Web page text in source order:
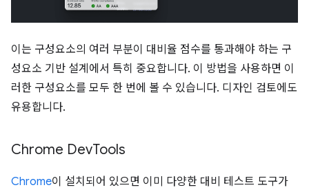
이는 구성요소의 여러 부분이 대비율 점수를 통과해야 하는 구
성요소 기반 설계에서 특히 중요합니다. 이 방법을 사용하면 이
러한 구성요소를 모두 한 번에 볼 수 있습니다. 디자인 검토에도
유용합니다.
Chrome DevTools
Chrome이 설치되어 있으면 이미 다양한 대비 테스트 도구가